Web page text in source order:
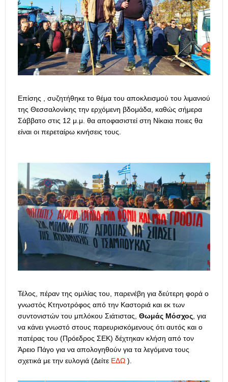
Επίσης , συζητήθηκε το θέμα του αποκλεισμού του λιμανιού
της Θεσσαλονίκης την ερχόμενη βδομάδα, καθώς σήμερα
Σάββατο στις 12 μ.μ. θα αποφασιστεί στη Νίκαια ποιες θα
είναι οι περεταίρω κινήσεις τους.
Τέλος, πέραν της ομιλίας του, παρενέβη για δεύτερη φορά ο
γνωστός Κτηνοτρόφος από την Καστοριά και εκ των
συντονιστών του μπλόκου Σιάτιστας, Θωμάς Μόσχος, για
να κάνει γνωστό στους παρευρισκόμενους ότι αυτός και ο
πατέρας του (Πρόεδρος ΣΕΚ) δέχτηκαν κλήση από τον
Άρειο Πάγο για να απολογηθούν για τα λεγόμενα τους
σχετικά με την ευλογιά (Δείτε ΕΔΩ ).